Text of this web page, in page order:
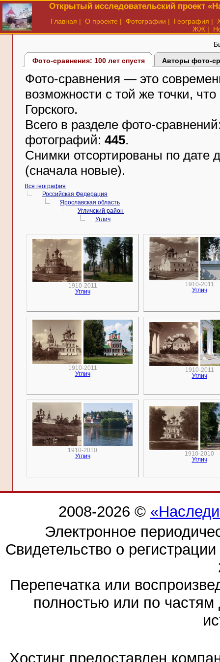
Открытый исследовательский проект
Главная | О проекте | Фотографии | География |
ЖЖ |
Фото-сравнения: 100 лет спустя Авторы фото-
Фото-сравнения — это
возможности с той же точки,
Горского.
Всего в разделе фото-
фотографий: 445.
Снимки отсортированы по дате
(сначала новые).
Вся география
Российская Федерация
Ярославская область
Угличский район
Углич
1910-2011
Углич
1910-2011
Углич
1910-2011
Углич
1910-2011
Углич
1910-2010
Углич
1910-2010
Углич
2008-2026 ©
Электронное
Свидетельство о
Перепечатка или
полностью или по частям
Хостинг предоставлен